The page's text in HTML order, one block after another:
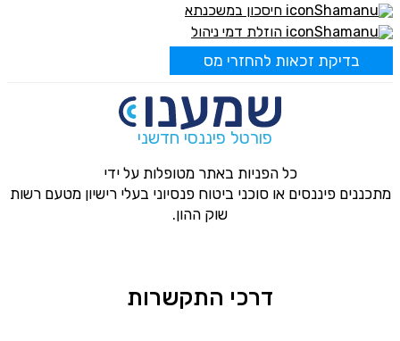
חיסכון במשכנתא
הוזלת דמי ניהול
בדיקת זכאות להחזרי מס
פורטל פיננסי חדשני
כל הפניות באתר מטופלות על ידי
מתכננים פיננסים או סוכני ביטוח פנסיוני בעלי רישיון מטעם רשות
שוק ההון.
דרכי התקשרות